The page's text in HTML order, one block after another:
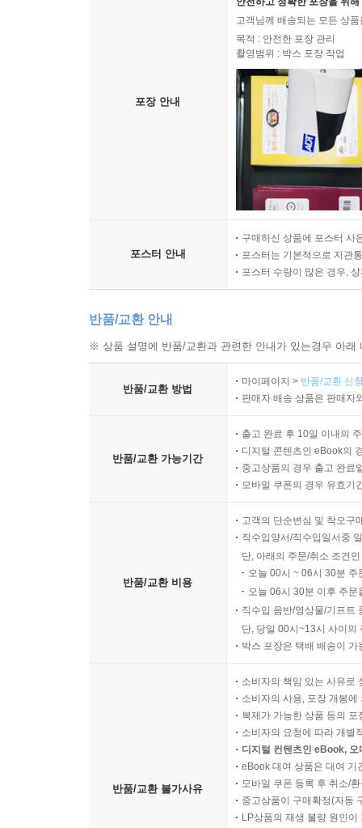
포장 안내
고객님께 배송되는 모든 상
목적 : 안전한 포장 관리
촬영범위 : 박스 포장 작업
포스터 안내
구매하신 상품에 포스터 사
포스터는 기본적으로 지관
포스터 수량이 많은 경우,
반품/교환 안내
※ 상품 설명에 반품/교환과 관련한 안내가 있는경우 아
반품/교환 방법
마이페이지 > 반품/교환 신
판매자 배송 상품은 판매자
반품/교환 가능기간
출고 완료 후 10일 이내의
디지털 콘텐츠인 eBook의
중고상품의 경우 출고 완료
모바일 쿠폰의 경우 유효기
반품/교환 비용
고객의 단순변심 및 착오구
직수입양서/직수입일서중
단, 아래의 주문/취소 조건
오늘 00시 ~ 06시 30분
오늘 06시 30분 이후 주
직수입 음반/영상물/기프트
단, 당일 00시~13시 사이의
박스 포장은 택배 배송이
반품/교환 불가사유
소비자의 책임 있는 사유로
소비자의 사용, 포장 개봉
복제가 가능한 상품 등의
소비자의 요청에 따라 개별
디지털 컨텐츠인 eBook,
eBook 대여 상품은 대여 기
모바일 쿠폰 등록 후 취소/
중고상품이 구매확정(자동
LP상품의 재생 불량 원인